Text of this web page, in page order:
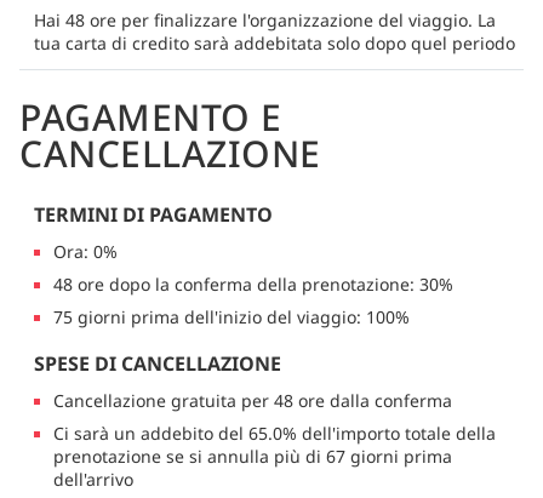
Hai 48 ore per finalizzare l'organizzazione del viaggio. La
tua carta di credito sarà addebitata solo dopo quel periodo
PAGAMENTO E
CANCELLAZIONE
TERMINI DI PAGAMENTO
Ora: 0%
48 ore dopo la conferma della prenotazione: 30%
75 giorni prima dell'inizio del viaggio: 100%
SPESE DI CANCELLAZIONE
Cancellazione gratuita per 48 ore dalla conferma
Ci sarà un addebito del 65.0% dell'importo totale della
prenotazione se si annulla più di 67 giorni prima
dell'arrivo